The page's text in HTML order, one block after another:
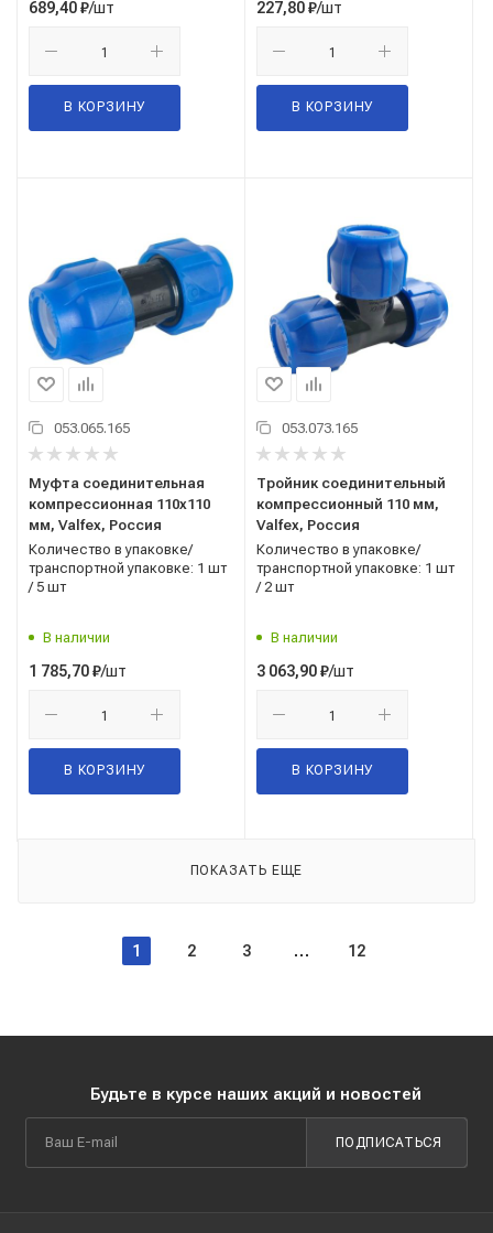
689,40₽/шт
В КОРЗИНУ
227,80₽/шт
В КОРЗИНУ
053.065.165
Муфта соединительная
компрессионная 110x110
мм, Valfex, Россия
Количество в упаковке/
транспортной упаковке: 1 шт
/ 5 шт
В наличии
1 785,70₽/шт
В КОРЗИНУ
053.073.165
Тройник соединительный
компрессионный 110 мм,
Valfex, Россия
Количество в упаковке/
транспортной упаковке: 1 шт
/ 2 шт
В наличии
3 063,90₽/шт
В КОРЗИНУ
ПОКАЗАТЬ ЕЩЕ
1 2 3 12
Будьте в курсе наших акций и новостей
ПОДПИСАТЬСЯ